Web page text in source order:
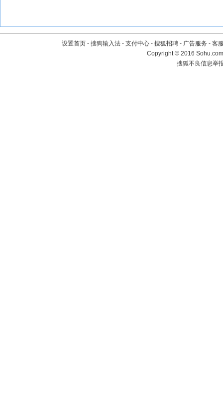
设置首页 - 搜狗输入法 - 支付中心 - 搜狐招聘 - 广告服务 - 客
Copyright©2016
搜狐不良信息举